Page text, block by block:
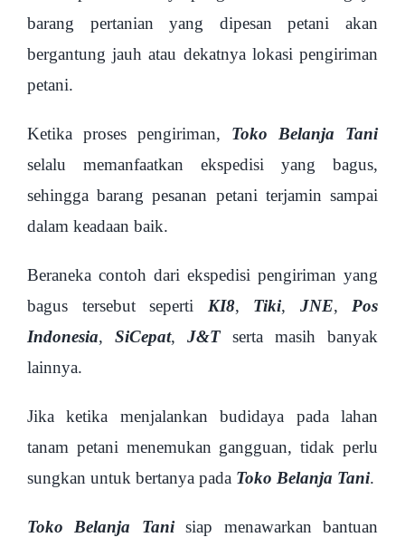
barang pertanian yang dipesan petani akan
bergantung jauh atau dekatnya lokasi pengiriman
petani.
Ketika proses pengiriman, Toko Belanja Tani
selalu memanfaatkan ekspedisi yang bagus,
sehingga barang pesanan petani terjamin sampai
dalam keadaan baik.
Beraneka contoh dari ekspedisi pengiriman yang
bagus tersebut seperti KI8, Tiki, JNE, Pos
Indonesia, SiCepat, J&Tserta masih banyak
lainnya.
Jika ketika menjalankan budidaya pada lahan
tanam petani menemukan gangguan, tidak perlu
sungkan untuk bertanya pada Toko Belanja Tani.
Toko Belanja Tanisiap menawarkan bantuan